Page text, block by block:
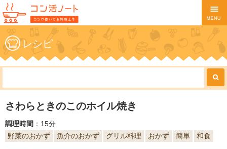
レシピ
さわらときのこのホイル焼き
調理時間 ：15分
野菜のおかず
魚介のおかず グリル料理 おかず 簡単 和食